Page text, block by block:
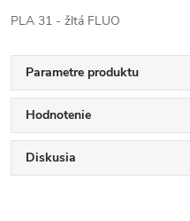
PLA 31 - žltá FLUO
Parametre produktu
Hodnotenie
Diskusia